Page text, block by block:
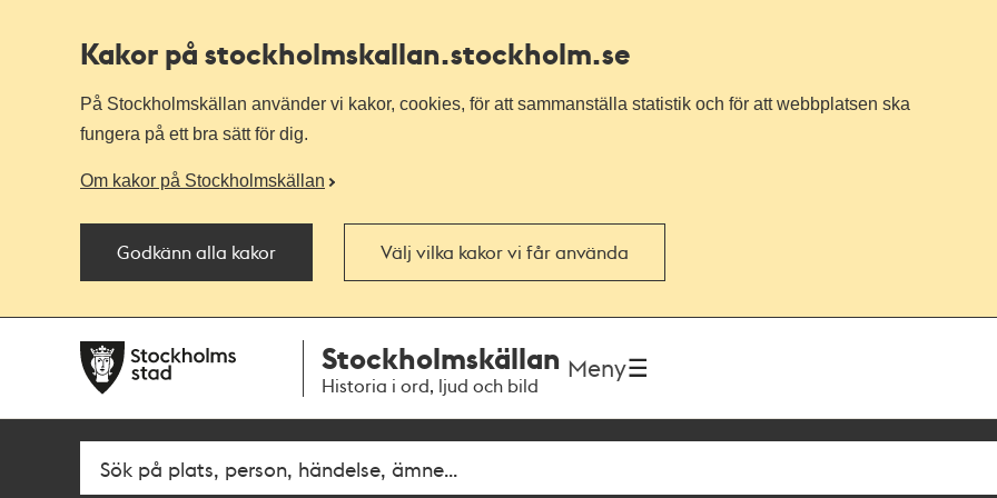
Kakor på stockholmskallan.stockholm.se
På Stockholmskällan använder vi kakor, cookies, för att sammanställa statistik och för att webbplatsen ska
fungera på ett bra sätt för dig.
Om kakor på Stockholmskällan
Godkänn alla kakor Välj vilka kakor vi får använda
navigationen
huvudinnehållet
Stockholmskällan
Historia i ord, ljud och bild
Meny
SökFritextsök